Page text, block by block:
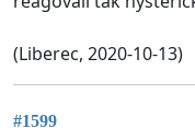
(Liberec, 2020-10-13)
#1599